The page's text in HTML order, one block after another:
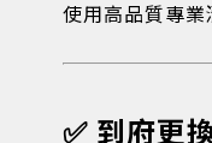
使用高品質專業